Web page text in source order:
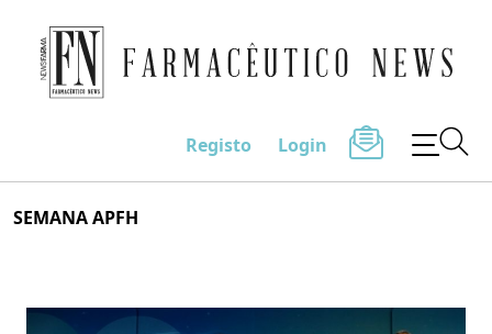
to
Farmacêutico News
Registo Login
SEMANA APFH